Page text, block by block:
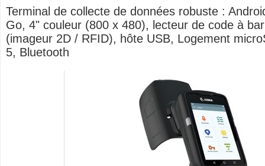
Terminal de collecte de données robuste :
Go, 4" couleur (800 x 480), lecteur de code à
(imageur 2D / RFID), hôte USB, Logement
5, Bluetooth